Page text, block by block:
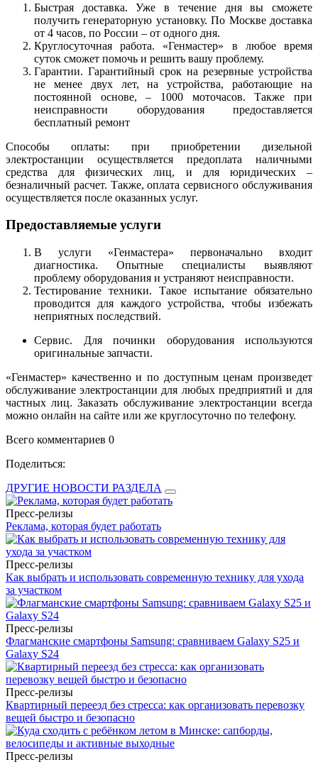
Быстрая доставка. Уже в течение дня вы сможете
получить генераторную установку. По Москве доставка
от 4 часов, по России – от одного дня.
Круглосуточная работа. «Генмастер» в любое время
суток сможет помочь и решить вашу проблему.
Гарантии. Гарантийный срок на резервные устройства
не менее двух лет, на устройства, работающие на
постоянной основе, – 1000 моточасов. Также при
неисправности оборудования предоставляется
бесплатный ремонт
Способы оплаты: при приобретении дизельной
электростанции осуществляется предоплата наличными
средства для физических лиц, и для юридических –
безналичный расчет. Также, оплата сервисного обслуживания
осуществляется после оказанных услуг.
Предоставляемые услуги
В услуги «Генмастера» первоначально входит
диагностика. Опытные специалисты выявляют
проблему оборудования и устраняют неисправности.
Тестирование техники. Такое испытание обязательно
проводится для каждого устройства, чтобы избежать
неприятных последствий.
Сервис. Для починки оборудования используются
оригинальные запчасти.
«Генмастер» качественно и по доступным ценам произведет
обслуживание электростанции для любых предприятий и для
частных лиц. Заказать обслуживание электростанции всегда
можно онлайн на сайте или же круглосуточно по телефону.
Всего комментариев 0
Поделиться:
ДРУГИЕ НОВОСТИ РАЗДЕЛА
Пресс-релизы
Реклама, которая будет работать
Пресс-релизы
Как выбрать и использовать современную технику для ухода
за участком
Пресс-релизы
Флагманские смартфоны Samsung: сравниваем Galaxy S25 и
Galaxy S24
Пресс-релизы
Квартирный переезд без стресса: как организовать перевозку
вещей быстро и безопасно
Пресс-релизы